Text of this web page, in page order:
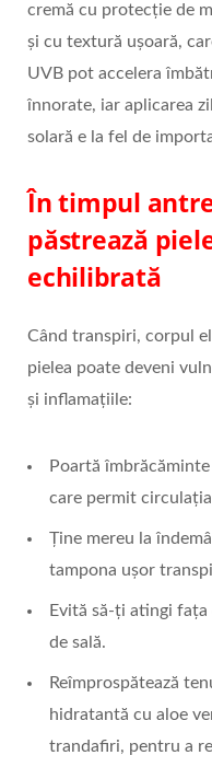
cremă cu protecție de
și cu textură ușoară,
UVB pot accelera
înnorate, iar aplicarea
solară e la fel de
În timpul
păstrează
echilibrată
Când transpiri, corpul
pielea poate deveni
și inflamațiile:
Poartă
care permit
Ține mereu la
tampona ușor
Evită să-ți atingi
de sală.
Reîmprospătează
hidratantă cu aloe
trandafiri, pentru a